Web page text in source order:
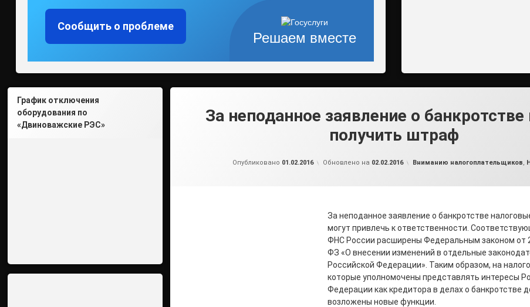
Решаем вместе
Сообщить о проблеме
За неподанное заявление о
получить штраф
Опубликовано 01.02.2016 Обновлено на 02.02.2016 Рубрики:
Вниманию налогоплательщиков,
За неподанное заявление о банкротстве
могут привлечь к ответственности.
ФНС России расширены Федеральным законом от
ФЗ «О внесении изменений в отдельные
Российской Федерации». Таким образом, на
которые уполномочены представлять интересы
Федерации как кредитора в делах о банкротстве
возложены новые функции.
График отключения
оборудования по
«Двиноважские РЭС»